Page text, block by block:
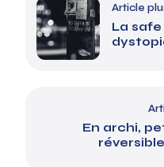
Article
La
En archi,